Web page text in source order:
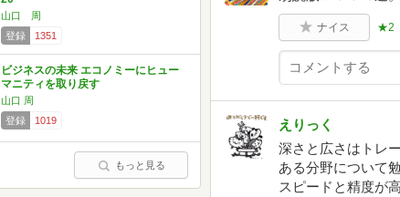
山口 周
登録
1351
ビジネスの未来 エコノミーにヒュー
マニティを取り戻す
山口 周
登録
1019
もっと見る
ナイス ★2
えりっく
深さと広さはトレ
ある分野について
スピードと精度が